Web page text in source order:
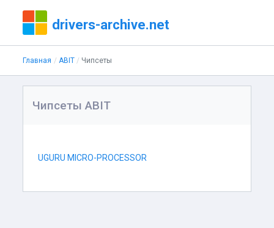
drivers-archive.net
Главная ABIT Чипсеты
Чипсеты ABIT
UGURU MICRO-PROCESSOR